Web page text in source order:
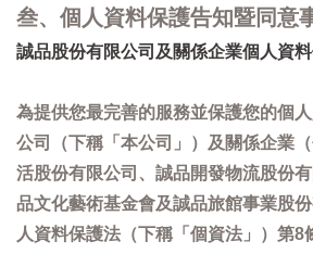
叁、個人資料保護告知暨同意
誠品股份有限公司及關係企業個人資
為提供您最完善的服務並保護您的個
公司（下稱「本公司」）及關係企業
活股份有限公司、誠品開發物流股份
品文化藝術基金會及誠品旅館事業股
人資料保護法（下稱「個資法」）第8